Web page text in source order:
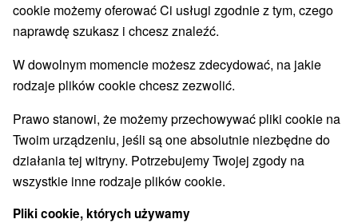
Najlepiej sprzedające
TIP
cookie możemy oferować Ci usługi zgodnie z tym, czego
naprawdę szukasz i chcesz znaleźć.
W dowolnym momencie możesz zdecydować, na jakie
rodzaje plików cookie chcesz zezwolić.
Prawo stanowi, że możemy przechowywać pliki cookie na
Twoim urządzeniu, jeśli są one absolutnie niezbędne do
działania tej witryny. Potrzebujemy Twojej zgody na
wszystkie inne rodzaje plików cookie.
Pliki cookie, których używamy